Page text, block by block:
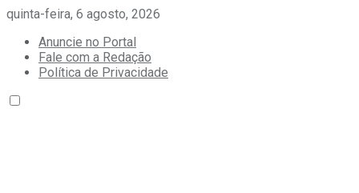
quinta-feira, 6 agosto, 2026
Anuncie no Portal
Fale com a Redação
Política de Privacidade